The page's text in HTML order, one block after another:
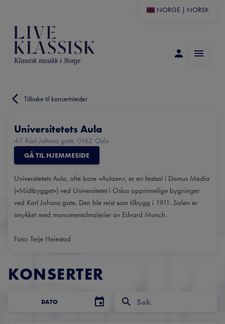
NORGE NORSK
Klassisk musikk i Norge
Tilbake til konsertsteder
Universitetets Aula
47 Karl Johans gate, 0162 Oslo
GÅ TIL HJEMMESIDE
Universitetets Aula, ofte bare «Aulaen», er en festsal i Domus Media
(«Midtbygget») ved Universitetet i Oslos opprinnelige bygninger
ved Karl Johans gate. Den ble reist som tilbygg i 1911. Salen er
smykket med monumentalmalerier av Edvard Munch.
Foto: Terje Heiestad
KONSERTER
DATO